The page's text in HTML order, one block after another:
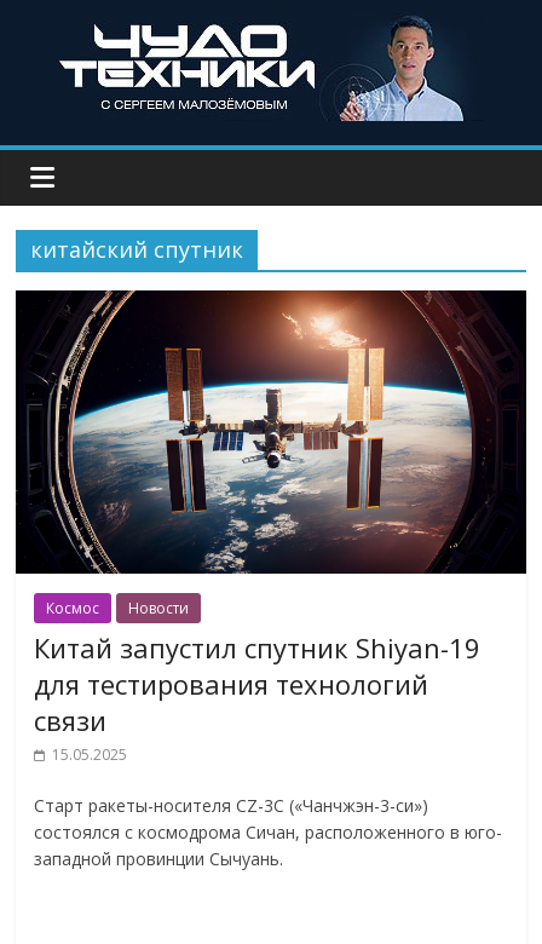
китайский спутник
Космос Новости
Китай запустил спутник Shiyan-19
для тестирования технологий
связи
15.05.2025
Старт ракеты-носителя CZ-3C («Чанчжэн-3-си»)
состоялся с космодрома Сичан, расположенного в юго-
западной провинции Сычуань.